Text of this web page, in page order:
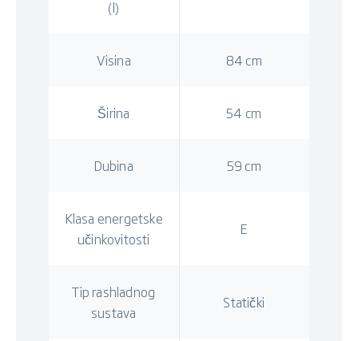
(l)
Visina 84 cm
Širina 54 cm
Dubina 59 cm
Klasa energetske
učinkovitosti
E
Tip rashladnog
sustava
Statički